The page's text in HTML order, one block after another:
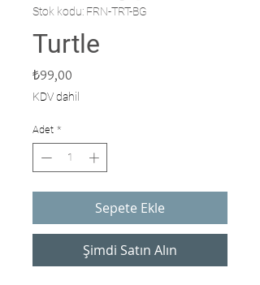
Stok kodu: FRN-TRT-BG
Turtle
₺99,00
KDV dahil
Adet *
Sepete Ekle
Şimdi Satın Alın